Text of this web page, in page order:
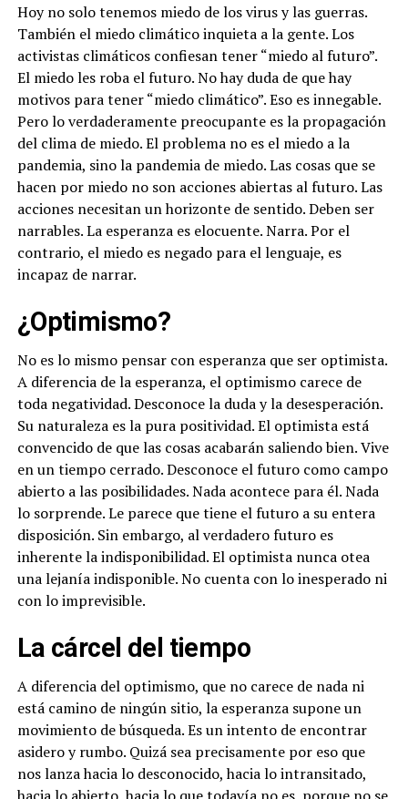
Hoy no solo tenemos miedo de los virus y las guerras.
También el miedo climático inquieta a la gente. Los
activistas climáticos confiesan tener “miedo al futuro”.
El miedo les roba el futuro. No hay duda de que hay
motivos para tener “miedo climático”. Eso es innegable.
Pero lo verdaderamente preocupante es la propagación
del clima de miedo. El problema no es el miedo a la
pandemia, sino la pandemia de miedo. Las cosas que se
hacen por miedo no son acciones abiertas al futuro. Las
acciones necesitan un horizonte de sentido. Deben ser
narrables. La esperanza es elocuente. Narra. Por el
contrario, el miedo es negado para el lenguaje, es
incapaz de narrar.
¿Optimismo?
No es lo mismo pensar con esperanza que ser optimista.
A diferencia de la esperanza, el optimismo carece de
toda negatividad. Desconoce la duda y la desesperación.
Su naturaleza es la pura positividad. El optimista está
convencido de que las cosas acabarán saliendo bien. Vive
en un tiempo cerrado. Desconoce el futuro como campo
abierto a las posibilidades. Nada acontece para él. Nada
lo sorprende. Le parece que tiene el futuro a su entera
disposición. Sin embargo, al verdadero futuro es
inherente la indisponibilidad. El optimista nunca otea
una lejanía indisponible. No cuenta con lo inesperado ni
con lo imprevisible.
La cárcel del tiempo
A diferencia del optimismo, que no carece de nada ni
está camino de ningún sitio, la esperanza supone un
movimiento de búsqueda. Es un intento de encontrar
asidero y rumbo. Quizá sea precisamente por eso que
nos lanza hacia lo desconocido, hacia lo intransitado,
hacia lo abierto, hacia lo que todavía no es, porque no se